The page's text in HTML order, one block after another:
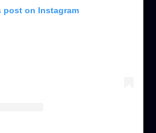
post on Instagram